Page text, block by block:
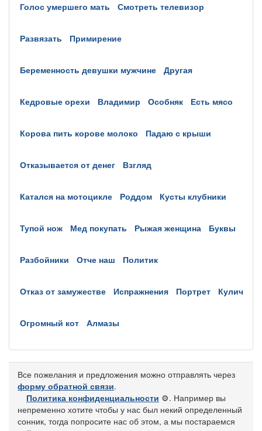
голос умершего мать смотреть телевизор
развязать примирение
беременность девушки мужчине другая
кедровые орехи владимир особняк есть мясо
корова пить корове молоко падаю с крыши
отказывается от денег взгляд
катался на мотоцикле роддом кусты клубники
тупой нож мед покупать рыжая женщина буквы
разбойники отче наш политик
отказ от замужестве испражнения портрет кулич
огромный кот алмазы
Все пожелания и предложения можно отправлять через
форму обратной связи.
Политика конфиденциальности ⚙️. Например вы
непременно хотите чтобы у нас был некий определенный
сонник, тогда попросите нас об этом, а мы постараемся